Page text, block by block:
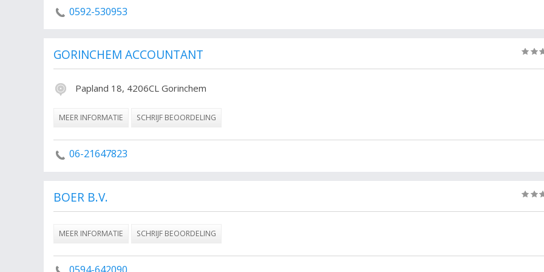
0592-530953
GORINCHEM ACCOUNTANT
Papland 18, 4206CL Gorinchem
MEER INFORMATIE SCHRIJF BEOORDELING
06-21647823
BOER B.V.
MEER INFORMATIE SCHRIJF BEOORDELING